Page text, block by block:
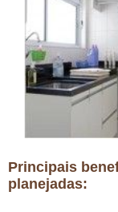
Principais
planejadas: